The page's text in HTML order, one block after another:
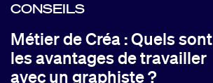
CONSEILS
Métier de Créa : Quels sont
les avantages de travailler
avec un graphiste ?